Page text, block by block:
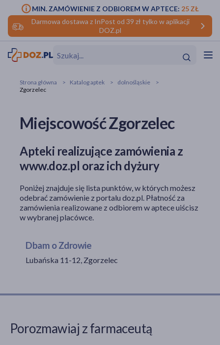
Darmowa dostawa z InPost od 39 zł tylko w aplikacji
DOZ.pl
MIN. ZAMÓWIENIE Z ODBIOREM W APTECE: 25 ZŁ
makijażu
Strona główna Katalog aptek
dolnośląskie
Zgorzelec
Miejscowość Zgorzelec
Apteki realizujące zamówienia z
www.doz.pl oraz ich dyżury
Poniżej znajduje się lista punktów, w których możesz
odebrać zamówienie z portalu doz.pl. Płatność za
zamówienia realizowane z odbiorem w aptece uiścisz
w wybranej placówce.
Dbam o Zdrowie
Lubańska 11-12, Zgorzelec
Porozmawiaj z farmaceutą